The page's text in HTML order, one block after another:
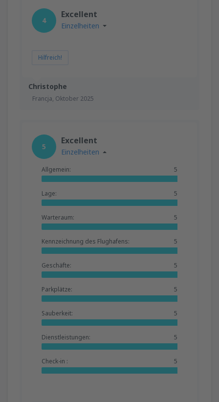
Christophe
Francja, Oktober 2025
4
Excellent
Einzelheiten
Hilfreich!
5
Excellent
Einzelheiten
Allgemein: 5
Lage: 5
Warteraum: 5
Kennzeichnung des Flughafens: 5
Geschäfte: 5
Parkplätze: 5
Sauberkeit: 5
Dienstleistungen: 5
Check-in : 5